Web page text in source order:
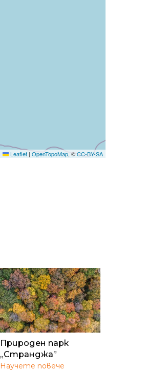
Leaflet | OpenTopoMap, ©CC-BY-SA
Природен парк
„Странджа”
Научете повече